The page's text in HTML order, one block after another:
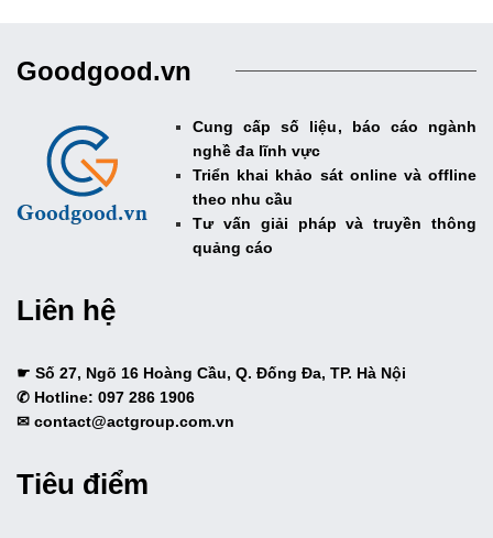
Goodgood.vn
Cung cấp số liệu, báo cáo ngành
nghề đa lĩnh vực
Triển khai khảo sát online và offline
theo nhu cầu
Tư vấn giải pháp và truyền thông
quảng cáo
Liên hệ
☛ Số 27, Ngõ 16 Hoàng Cầu, Q. Đống Đa, TP. Hà Nội
✆ Hotline: 097 286 1906
✉ contact@actgroup.com.vn
Tiêu điểm